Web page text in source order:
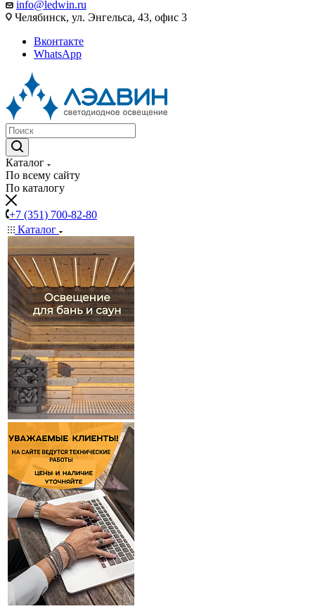
info@ledwin.ru
Челябинск, ул. Энгельса, 43, офис 3
Вконтакте
WhatsApp
Каталог
По всему сайту
По каталогу
+7 (351) 700-82-80
Каталог